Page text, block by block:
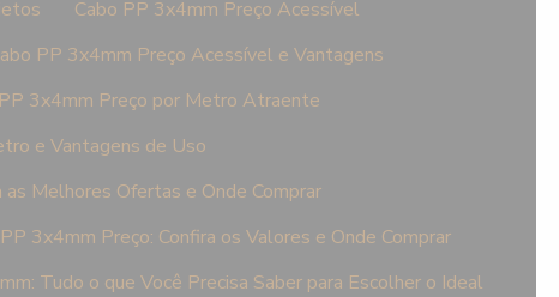
Cabo PP 3x4mm Preço Acessível
PP 3x4mm Preço Acessível e Vantagens
3x4mm Preço por Metro Atraente
e Vantagens de Uso
Melhores Ofertas e Onde Comprar
3x4mm Preço: Confira os Valores e Onde Comprar
Tudo o que Você Precisa Saber para Escolher o Ideal